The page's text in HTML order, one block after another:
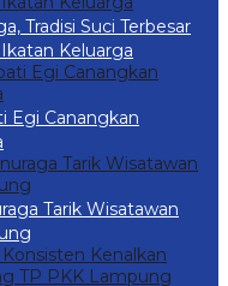
Tradisi Suci Terbesar
Keluarga
Egi Canangkan
Tarik Wisatawan